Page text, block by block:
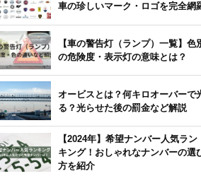
車の珍しいマーク・ロゴを完全網
【車の警告灯（ランプ）一覧】色
の危険度・表示灯の意味とは？
オービスとは？何キロオーバーで
る？光らせた後の罰金など解説
【2024年】希望ナンバー人気ラン
キング！おしゃれなナンバーの選
方を紹介